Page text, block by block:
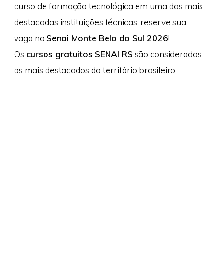
curso de formação tecnológica em uma das mais
destacadas instituições técnicas, reserve sua
vaga no Senai Monte Belo do Sul 2026!
Os cursos gratuitos SENAI RS são considerados
os mais destacados do território brasileiro.